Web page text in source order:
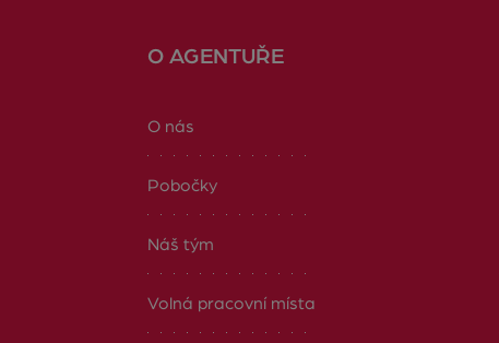
O AGENTUŘE
O nás
Pobočky
Náš tým
Volná pracovní místa